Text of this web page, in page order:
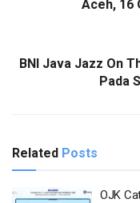
Aceh, 16
BNI Java Jazz On
Pada
Related Posts
OJK